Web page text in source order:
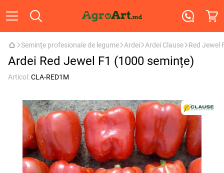
Seminţe profesionale de legume Ardei Ardei Clause Red Jewel
Ardei Red Jewel F1 (1000 semințe)
Articol:CLA-RED1M